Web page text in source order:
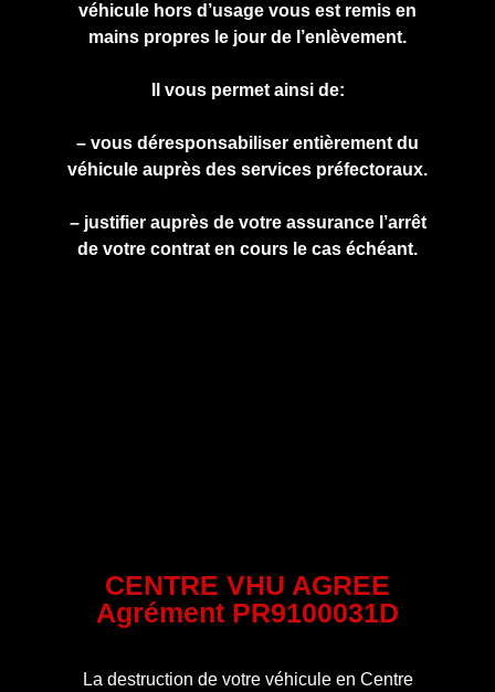
véhicule hors d’usage vous est remis en
mains propres le jour de l’enlèvement.
Il vous permet ainsi de:
– vous déresponsabiliser entièrement du
véhicule auprès des services préfectoraux.
– justifier auprès de votre assurance l’arrêt
de votre contrat en cours le cas échéant.
CENTRE VHU AGREE
Agrément PR9100031D
La destruction de votre véhicule en Centre